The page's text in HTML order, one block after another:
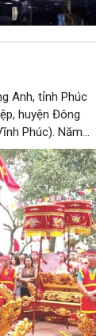
Anh, tỉnh Phúc
huyện Đông
Phúc). Năm
Viên Nội
Thịnh, Hà
Tá (thời
nữ tướng thời Hai